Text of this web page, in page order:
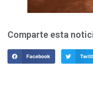
Comparte esta
Facebook